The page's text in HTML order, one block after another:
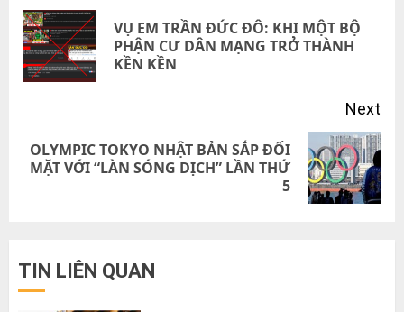
navigation
VỤ EM TRẦN ĐỨC ĐÔ: KHI MỘT BỘ
PHẬN CƯ DÂN MẠNG TRỞ THÀNH
KỀN KỀN
Next
Next
OLYMPIC TOKYO NHẬT BẢN SẮP ĐỐI
MẶT VỚI “LÀN SÓNG DỊCH” LẦN THỨ
5
TIN LIÊN QUAN